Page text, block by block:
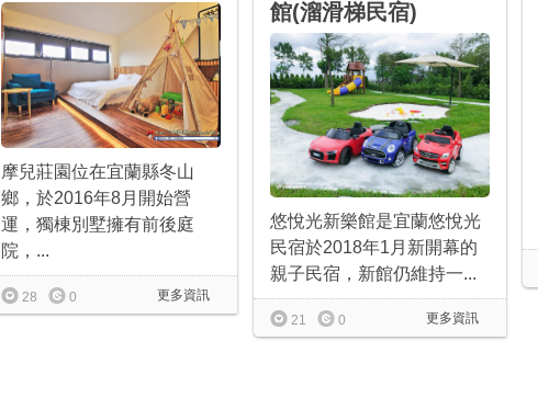
摩兒莊園位在宜蘭縣冬山
鄉，於2016年8月開始營
運，獨棟別墅擁有前後庭
院，...
更多資訊
28 0
館(溜滑梯民宿)
悠悅光新樂館是宜蘭悠悅光
民宿於2018年1月新開幕的
親子民宿，新館仍維持一...
更多資訊
21 0